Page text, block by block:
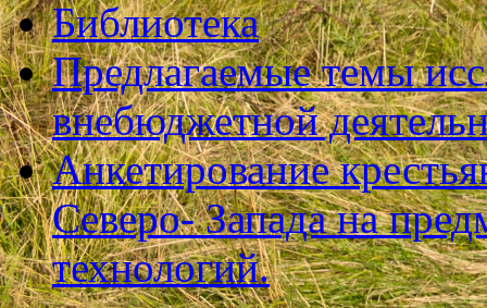
Библиотека
Предлагаемые темы
внебюджетной
Анкетирование
Северо- Запада на
технологий.